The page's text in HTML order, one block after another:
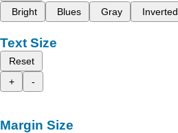
Bright
Blues Gray Inverted
Text Size
Reset
+
-
Margin Size